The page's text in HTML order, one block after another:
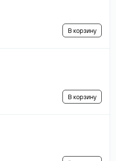
В корзину
В корзину